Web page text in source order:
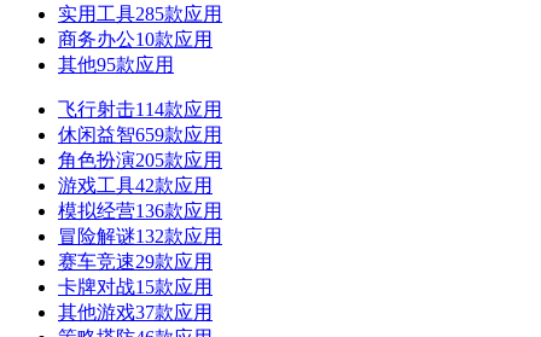
实用工具285款应用
商务办公10款应用
其他95款应用
飞行射击114款应用
休闲益智659款应用
角色扮演205款应用
游戏工具42款应用
模拟经营136款应用
冒险解谜132款应用
赛车竞速29款应用
卡牌对战15款应用
其他游戏37款应用